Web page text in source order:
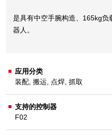
是具有中空手腕构造、165kg
器人。
应用分类
装配, 搬运 点焊, 抓取
支持的控制器
F02